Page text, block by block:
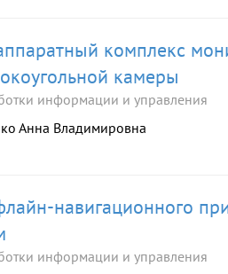
комплекс
камеры
информации и управления
Анна Владимировна
навигационного
информации и управления